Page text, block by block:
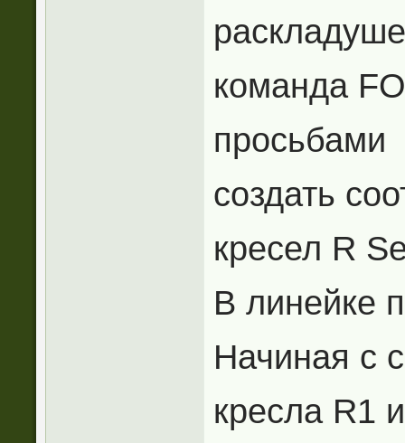
команда
просьбами
создать
кресел R
В линейке
Начиная с
кресла R1